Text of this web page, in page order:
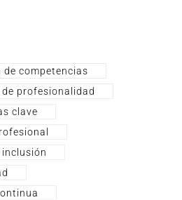
competencias
profesionalidad
clave
inclusión